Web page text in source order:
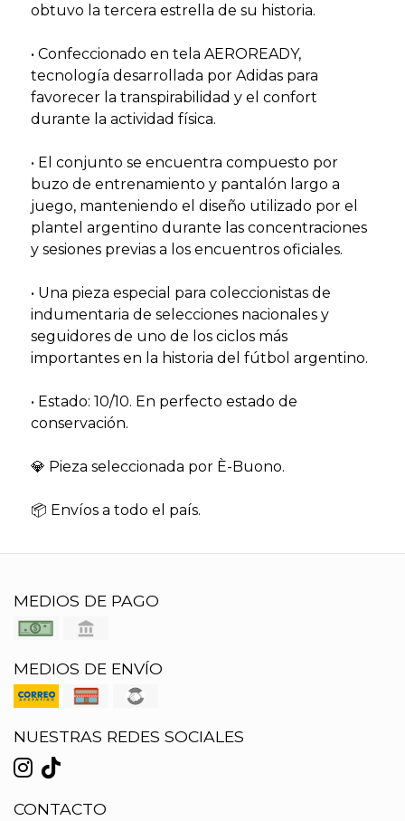
obtuvo la tercera estrella de su historia.
• Confeccionado en tela AEROREADY,
tecnología desarrollada por Adidas para
favorecer la transpirabilidad y el confort
durante la actividad física.
• El conjunto se encuentra compuesto por
buzo de entrenamiento y pantalón largo a
juego, manteniendo el diseño utilizado por el
plantel argentino durante las concentraciones
y sesiones previas a los encuentros oficiales.
• Una pieza especial para coleccionistas de
indumentaria de selecciones nacionales y
seguidores de uno de los ciclos más
importantes en la historia del fútbol argentino.
• Estado: 10/10. En perfecto estado de
conservación.
💎 Pieza seleccionada por È-Buono.
📦 Envíos a todo el país.
MEDIOS DE PAGO
MEDIOS DE ENVÍO
NUESTRAS REDES SOCIALES
CONTACTO